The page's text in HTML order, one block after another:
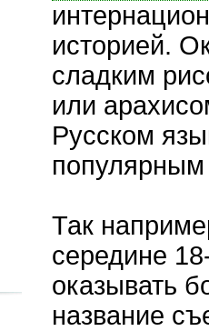
историей.
сладким
или
Русском
Так
середине
оказывать
название